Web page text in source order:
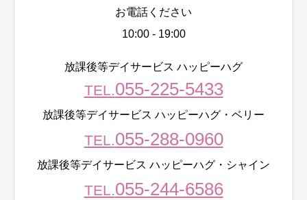
お電話ください
10:00 - 19:00
放課後等デイサービス ハッピーハグ
TEL. 055-225-5433
放課後等デイサービス ハッピーハグ・ベリー
TEL. 055-288-0960
放課後等デイサービス ハッピーハグ・シャイン
TEL. 055-244-6586